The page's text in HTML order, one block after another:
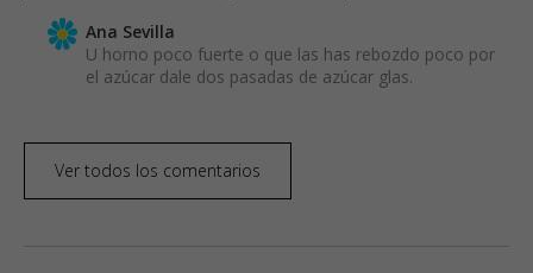
Ana Sevilla
U horno poco fuerte o que las has rebozdo poco por
el azúcar dale dos pasadas de azúcar glas.
Ver todos los comentarios